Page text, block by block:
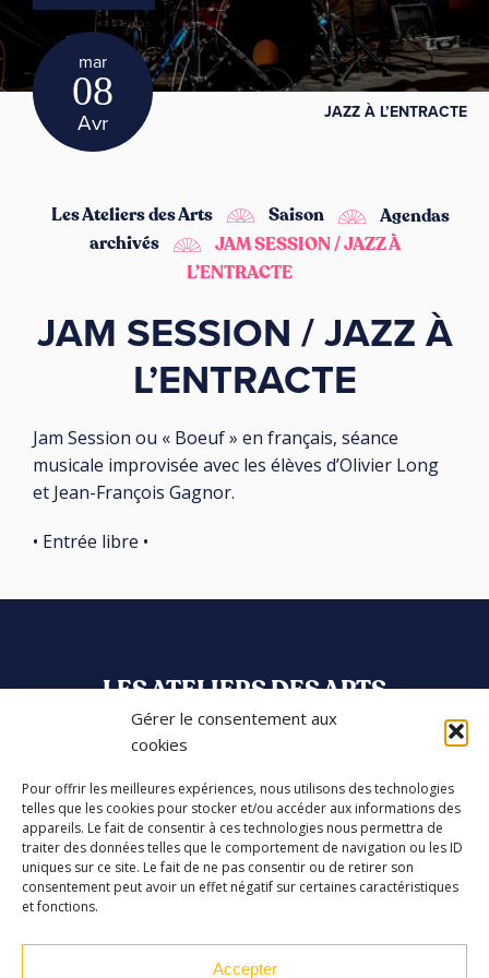
Gérer le consentement aux
cookies
Pour offrir les meilleures expériences, nous utilisons des technologies
telles que les cookies pour stocker et/ou accéder aux informations des
appareils. Le fait de consentir à ces technologies nous permettra de
traiter des données telles que le comportement de navigation ou les ID
uniques sur ce site. Le fait de ne pas consentir ou de retirer son
consentement peut avoir un effet négatif sur certaines caractéristiques
et fonctions.
Accepter
mar
08
Avr JAZZ À L’ENTRACTE
Les Ateliers des Arts Saison
Agendas
archivés
JAM SESSION / JAZZ À
L’ENTRACTE
JAM SESSION / JAZZ À
L’ENTRACTE
Jam Session ou « Boeuf » en français, séance
musicale improvisée avec les élèves d’Olivier Long
et Jean-François Gagnor.
• Entrée libre •
LES ATELIERS DES ARTS
32 Rue 86E Régiment d'Infanterie
04 71 04 37 35
ateliersdesarts@lepuyenvelay.fr